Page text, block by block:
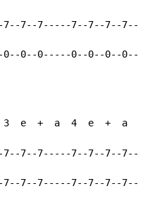
7--7-----7--7--7--
0--0-----0--0--0--
3  e  +  a  4  e  +  a
7--7-----7--7--7--
7--7-----7--7--7--